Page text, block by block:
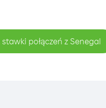
stawki połączeń z Senegal